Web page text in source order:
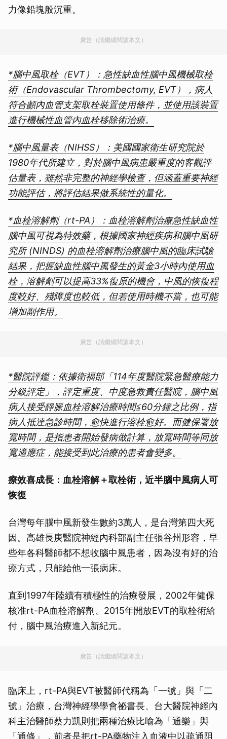
力像鉛塊般沉重。
廣告（請繼續閱讀本文）
*腦中風取栓（EVT）：急性缺血性腦中風機械取栓
術（Endovascular Thrombectomy, EVT），病人
符合顱內血管支架取栓裝置使用條件，並使用該裝置
進行機械性血管內血栓移除術治療。
*腦中風量表（NIHSS）：美國國家衛生研究院於
1980年代所建立，對於腦中風病患嚴重度的客觀評
估量表，雖然非完整的神經學檢查，但涵蓋重要神經
功能評估，將評估結果做系統性的量化。
*血栓溶解劑（rt-PA）：血栓溶解劑治療急性缺血性
腦中風可視為特效藥，根據國家神經疾病和腦中風研
究所 (NINDS) 的血栓溶解劑治療腦中風的臨床試驗
結果，把握缺血性腦中風發生的黃金3小時內使用血
栓，溶解劑可以提高33%復原的機會，中風的恢復程
度較好、殘障度也較低，但若使用時機不當，也可能
增加副作用。
廣告（請繼續閱讀本文）
*醫院評鑑：依據衛福部「114年度醫院緊急醫療能力
分級評定」，評定重度、中度急救責任醫院，腦中風
病人接受靜脈血栓溶解治療時間≦60分鐘之比例，指
病人抵達急診時間，愈快進行溶栓愈好。而健保署放
寬時間，是指患者開始發病做計算，放寬時間等同放
寬適應症，能接受到此治療的患者會變多。
療效喜成長：血栓溶解＋取栓術，近半腦中風病人可
恢復
台灣每年腦中風新發生數約3萬人，是台灣第四大死
因。高雄長庚醫院神經內科部副主任張谷州形容，早
些年各科醫師都不想收腦中風患者，因為沒有好的治
療方式，只能給他一張病床。
直到1997年陸續有積極性的治療發展，2002年健保
核准rt-PA血栓溶解劑、2015年開放EVT的取栓術給
付，腦中風治療進入新紀元。
廣告（請繼續閱讀本文）
臨床上，rt-PA與EVT被醫師代稱為「一號」與「二
號」治療，台灣神經學學會祕書長、台大醫院神經內
科主治醫師蔡力凱則把兩種治療比喻為「通樂」與
「通條」，前者是把rt-PA藥物注入血液中以疏通阻